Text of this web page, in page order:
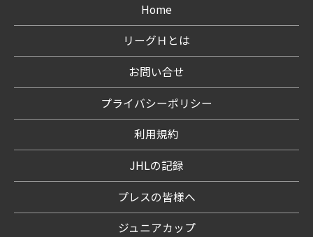
Home
リーグＨとは
お問い合せ
プライバシーポリシー
利用規約
JHLの記録
プレスの皆様へ
ジュニアカップ